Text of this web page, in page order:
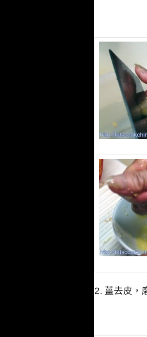
2. 薑去皮，